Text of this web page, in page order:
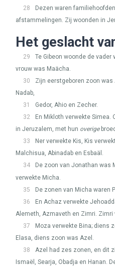
28
Dezen waren
afstammelingen. Zij woonden in
Het geslacht
29
Te Gibeon woonde de vader
vrouw was Maächa.
30
Zijn eerstgeboren zoon was
Nadab,
31
Gedor, Ahio en Zecher.
32
En Mikloth verwekte Simea.
in Jeruzalem, met hun overige
33
Ner verwekte Kis, Kis
Malchisua, Abinadab en Esbaäl.
34
De zoon van Jonathan was
verwekte Micha.
35
De zonen van Micha waren
36
En Achaz verwekte
Alemeth, Azmaveth en Zimri. Zimri
37
Moza verwekte Bina; diens
Elasa, diens zoon was Azel.
38
Azel had zes zonen, en dit
Ismaël, Searja, Obadja en Hanan.